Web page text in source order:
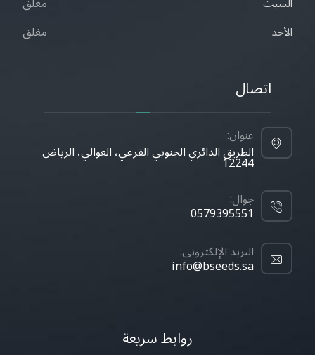
الأحد مغلق
اتصال
عنوان:
الطريق الدائري الجنوبي الفرعي، العوالي، الرياض
12244
جوال:
0579395551
البريد الإلكتروني:
info@bseeds.sa
روابط سريعة